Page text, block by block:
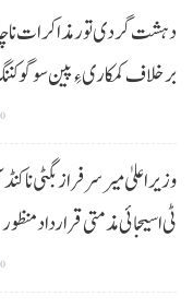
دہشت گردی تور مذاکرات نا
برخلاف کمکاری ءِ پین سوگو
0
وزیراعلیٰ میر سرفراز بگٹی نا
ٹی اسیجائی مذمتی قرارداد منظور
0